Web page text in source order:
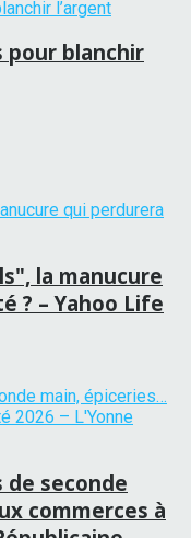
pour blanchir
la manucure
? – Yahoo Life
seconde
commerces à